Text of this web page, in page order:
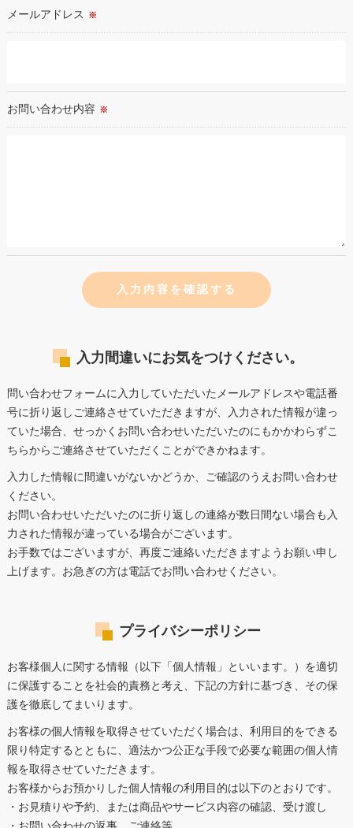
理対策を実施します。
メールアドレス ※
お問い合わせ内容 ※
入力間違いにお気をつけください。
問い合わせフォームに入力していただいたメールアドレスや電話番
号に折り返しご連絡させていただきますが、入力された情報が違っ
ていた場合、せっかくお問い合わせいただいたのにもかかわらずこ
ちらからご連絡させていただくことができかねます。
入力した情報に間違いがないかどうか、ご確認のうえお問い合わせ
ください。
お問い合わせいただいたのに折り返しの連絡が数日間ない場合も入
力された情報が違っている場合がございます。
お手数ではございますが、再度ご連絡いただきますようお願い申し
上げます。お急ぎの方は電話でお問い合わせください。
プライバシーポリシー
お客様個人に関する情報（以下「個人情報」といいます。）を適切
に保護することを社会的責務と考え、下記の方針に基づき、その保
護を徹底してまいります。
お客様の個人情報を取得させていただく場合は、利用目的をできる
限り特定するとともに、適法かつ公正な手段で必要な範囲の個人情
報を取得させていただきます。
お客様からお預かりした個人情報の利用目的は以下のとおりです。
・お見積りや予約、または商品やサービス内容の確認、受け渡し